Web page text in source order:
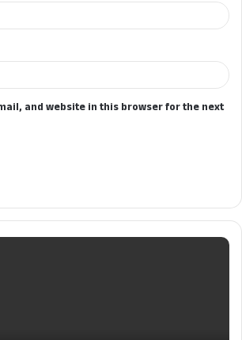
and website in this browser for the next